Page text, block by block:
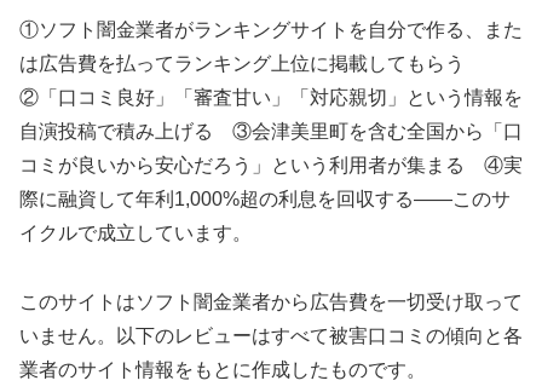
①ソフト闇金業者がランキングサイトを自分で作る、また
は広告費を払ってランキング上位に掲載してもらう
②「口コミ良好」「審査甘い」「対応親切」という情報を
自演投稿で積み上げる ③会津美里町を含む全国から「口
コミが良いから安心だろう」という利用者が集まる ④実
際に融資して年利1,000%超の利息を回収する——このサ
イクルで成立しています。
このサイトはソフト闇金業者から広告費を一切受け取って
いません。以下のレビューはすべて被害口コミの傾向と各
業者のサイト情報をもとに作成したものです。